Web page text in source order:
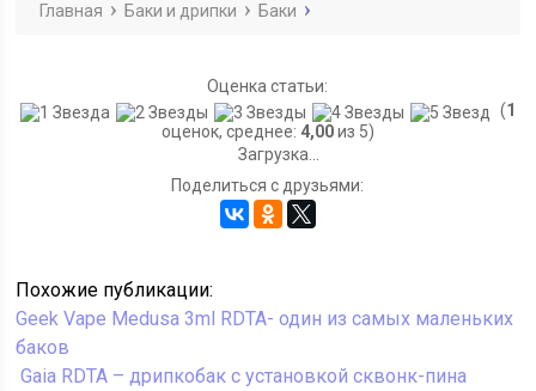
Главная Баки и дрипки Баки
Оценка статьи:
(1
оценок, среднее: 4,00из 5)
Загрузка...
Поделиться с друзьями:
Похожие публикации:
Geek Vape Medusa 3ml RDTA- один из самых маленьких
баков
Gaia RDTA – дрипкобак с установкой сквонк-пина